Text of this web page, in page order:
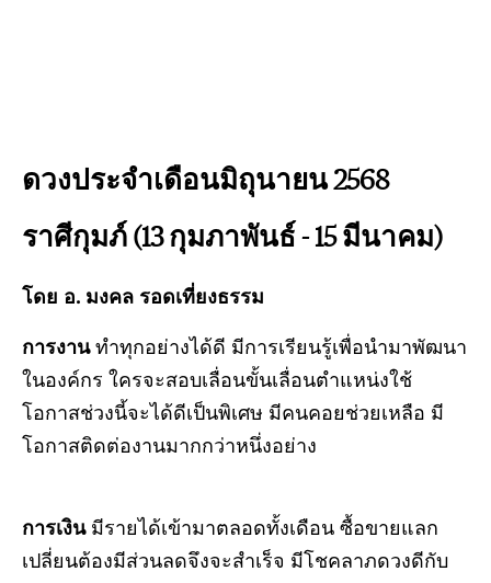
ดวงประจำเดือนมิถุนายน 2568
ราศีกุมภ์ (13 กุมภาพันธ์ - 15 มีนาคม)
โดย อ. มงคล รอดเที่ยงธรรม
การงานทำทุกอย่างได้ดี มีการเรียนรู้เพื่อนำมาพัฒนา
ในองค์กร ใครจะสอบเลื่อนขั้นเลื่อนตำแหน่งใช้
โอกาสช่วงนี้จะได้ดีเป็นพิเศษ มีคนคอยช่วยเหลือ มี
โอกาสติดต่องานมากกว่าหนึ่งอย่าง
การเงินมีรายได้เข้ามาตลอดทั้งเดือน ซื้อขายแลก
เปลี่ยนต้องมีส่วนลดจึงจะสำเร็จ มีโชคลาภดวงดีกับ